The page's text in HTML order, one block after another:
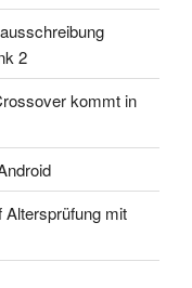
2
kommt in
Altersprüfung mit